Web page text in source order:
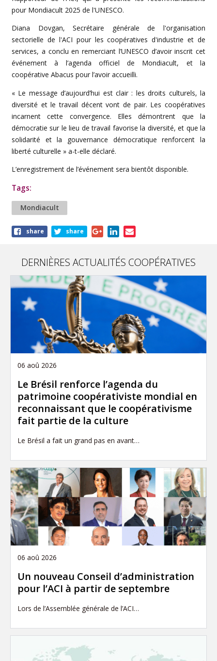
pour Mondiacult 2025 de l'UNESCO.
Diana Dovgan, Secrétaire générale de l'organisation
sectorielle de l'ACI pour les coopératives d'industrie et de
services, a conclu en remerciant l’UNESCO d’avoir inscrit cet
événement à l’agenda officiel de Mondiacult, et la
coopérative Abacus pour l’avoir accueilli.
« Le message d’aujourd’hui est clair : les droits culturels, la
diversité et le travail décent vont de pair. Les coopératives
incarnent cette convergence. Elles démontrent que la
démocratie sur le lieu de travail favorise la diversité, et que la
solidarité et la gouvernance démocratique renforcent la
liberté culturelle » a-t-elle déclaré.
L’enregistrement de l’événement sera bientôt disponible.
Tags:
Mondiacult
Shareshare share
DERNIÈRES ACTUALITÉS COOPÉRATIVES
06 aoû 2026
Le Brésil renforce l’agenda du
patrimoine coopérativiste mondial en
reconnaissant que le coopérativisme
fait partie de la culture
Le Brésil a fait un grand pas en avant…
06 aoû 2026
Un nouveau Conseil d’administration
pour l’ACI à partir de septembre
Lors de l’Assemblée générale de l’ACI…